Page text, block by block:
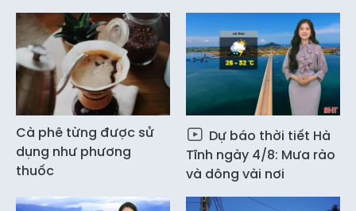
Cà phê từng được sử
dụng như phương
thuốc
Dự báo thời tiết Hà
Tĩnh ngày 4/8: Mưa rào
và dông vài nơi